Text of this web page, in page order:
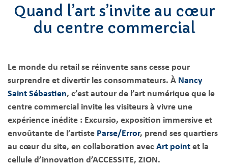
Quand l’art s’invite au cœur
du centre commercial
Le monde du retail se réinvente sans cesse pour
surprendre et divertir les consommateurs. À Nancy
Saint Sébastien, c’est autour de l’art numérique que le
centre commercial invite les visiteurs à vivre une
expérience inédite : Excursio, exposition immersive et
envoûtante de l’artiste Parse/Error, prend ses quartiers
au cœur du site, en collaboration avec Art point et la
cellule d’innovation d’ACCESSITE, ZION.